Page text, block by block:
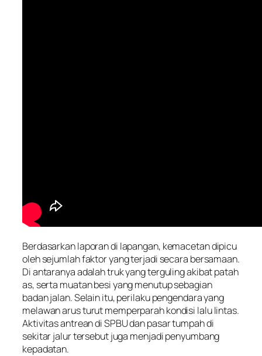
Berdasarkan laporan di lapangan, kemacetan dipicu
oleh sejumlah faktor yang terjadi secara bersamaan.
Di antaranya adalah truk yang terguling akibat patah
as, serta muatan besi yang menutup sebagian
badan jalan. Selain itu, perilaku pengendara yang
melawan arus turut memperparah kondisi lalu lintas.
Aktivitas antrean di SPBU dan pasar tumpah di
sekitar jalur tersebut juga menjadi penyumbang
kepadatan.